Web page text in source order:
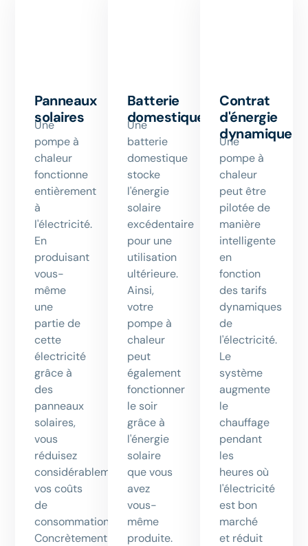
Panneaux
solaires
Une
pompe à
chaleur
fonctionne
entièrement
à
l'électricité.
En
produisant
vous-
même
une
partie de
cette
électricité
grâce à
des
panneaux
solaires,
vous
réduisez
considérablement
vos coûts
de
consommation.
Concrètement,
Batterie
domestique
Une
batterie
domestique
stocke
l'énergie
solaire
excédentaire
pour une
utilisation
ultérieure.
Ainsi,
votre
pompe à
chaleur
peut
également
fonctionner
le soir
grâce à
l'énergie
solaire
que vous
avez
vous-
même
produite.
Contrat
d'énergie
dynamique
Une
pompe à
chaleur
peut être
pilotée de
manière
intelligente
en
fonction
des tarifs
dynamiques
de
l'électricité.
Le
système
augmente
le
chauffage
pendant
les
heures où
l'électricité
est bon
marché
et réduit